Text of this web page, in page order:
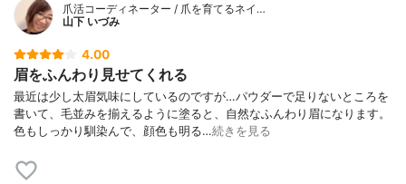
爪活コーディネーター / 爪を育てるネイ…
山下 いづみ
4.00
眉をふんわり見せてくれる
最近は少し太眉気味にしているのですが…パウダーで足りないところを
書いて、毛並みを揃えるように塗ると、自然なふんわり眉になります。
色もしっかり馴染んで、顔色も明る…続きを見る